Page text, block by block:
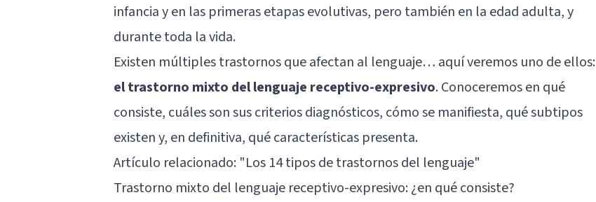
infancia y en las primeras etapas evolutivas, pero también en la edad adulta, y
durante toda la vida.
Existen múltiples trastornos que afectan al lenguaje… aquí veremos uno de ellos:
el trastorno mixto del lenguaje receptivo-expresivo. Conoceremos en qué
consiste, cuáles son sus criterios diagnósticos, cómo se manifiesta, qué subtipos
existen y, en definitiva, qué características presenta.
Artículo relacionado: "Los 14 tipos de trastornos del lenguaje"
Trastorno mixto del lenguaje receptivo-expresivo: ¿en qué consiste?